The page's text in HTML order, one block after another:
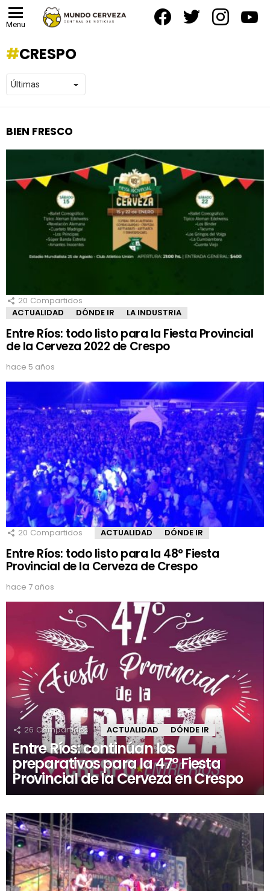
Menu
CRESPO
BIEN FRESCO
20 Compartidos
ACTUALIDAD
DÓNDE IR LA INDUSTRIA
Entre Ríos: todo listo para la Fiesta Provincial
de la Cerveza 2022 de Crespo
hace 5 años
20 Compartidos ACTUALIDAD DÓNDE IR
Entre Ríos: todo listo para la 48° Fiesta
Provincial de la Cerveza de Crespo
hace 7 años
26 Compartidos ACTUALIDAD DÓNDE IR
Entre Ríos: continúan los
preparativos para la 47° Fiesta
Provincial de la Cerveza en Crespo